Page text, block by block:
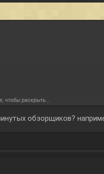
чтобы раскрыть...
обзорщиков?